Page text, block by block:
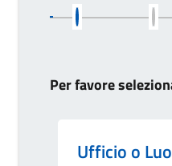
Per favore
Ufficio o